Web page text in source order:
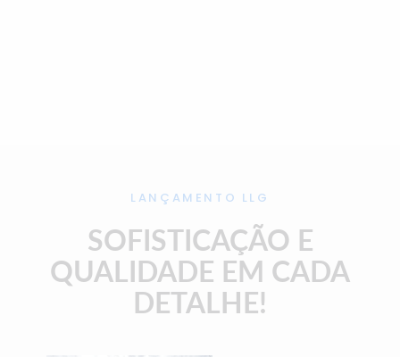
LANÇAMENTO LLG
SOFISTICAÇÃO E
QUALIDADE EM CADA
DETALHE!